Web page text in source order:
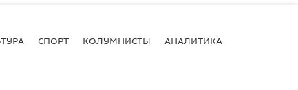
СПОРТ КОЛУМНИСТЫ АНАЛИТИКА